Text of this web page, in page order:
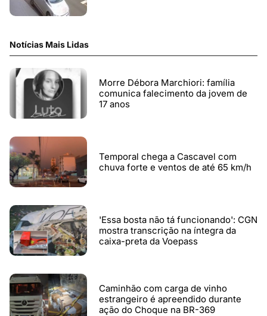
Notícias Mais Lidas
Morre Débora Marchiori: família
comunica falecimento da jovem de
17 anos
Temporal chega a Cascavel com
chuva forte e ventos de até 65 km/h
'Essa bosta não tá funcionando': CGN
mostra transcrição na íntegra da
caixa-preta da Voepass
Caminhão com carga de vinho
estrangeiro é apreendido durante
ação do Choque na BR-369